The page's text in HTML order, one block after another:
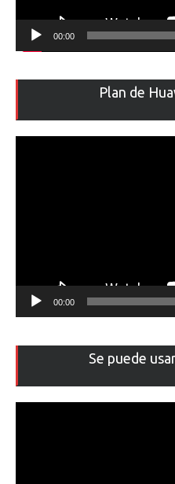
00:00
Plan de
00:00
Se puede